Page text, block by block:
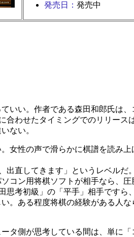
発売日： 発売中
い。作者である森田和郎氏は
わせたタイミングでのリリース
ない。
性の声で滑らかに棋譜を読み
直してきます」というレベル
ン用将棋ソフトが相手なら、
考初級」の「平手」相手です
ある程度将棋の経験がある人
側が思考している間は、単に